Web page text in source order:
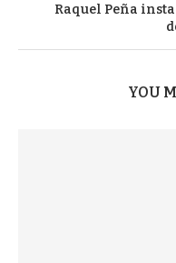
Raquel Peña
YOU